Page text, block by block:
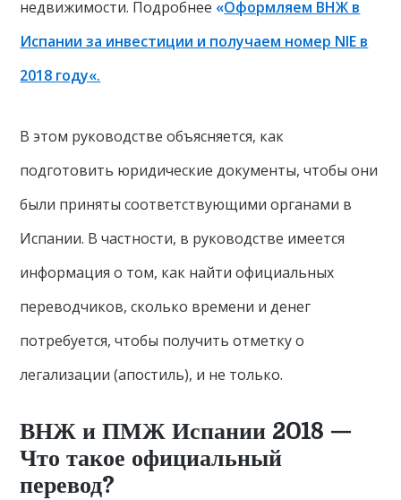
недвижимости. Подробнее «Оформляем ВНЖ в
Испании за инвестиции и получаем номер NIE в
2018 году«.
В этом руководстве объясняется, как
подготовить юридические документы, чтобы они
были приняты соответствующими органами в
Испании. В частности, в руководстве имеется
информация о том, как найти официальных
переводчиков, сколько времени и денег
потребуется, чтобы получить отметку о
легализации (апостиль), и не только.
ВНЖ и ПМЖ Испании 2018 —
Что такое официальный
перевод?